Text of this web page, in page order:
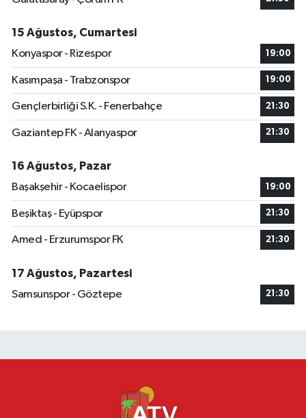
15 Ağustos, Cumartesi
Konyaspor - Rizespor
19:00
Kasımpaşa - Trabzonspor 19:00
Gençlerbirliği S.K. - Fenerbahçe 21:30
Gaziantep FK - Alanyaspor 21:30
16 Ağustos, Pazar
Başakşehir - Kocaelispor
19:00
Beşiktaş - Eyüpspor 21:30
Amed - Erzurumspor FK 21:30
17 Ağustos, Pazartesi
Samsunspor - Göztepe
21:30